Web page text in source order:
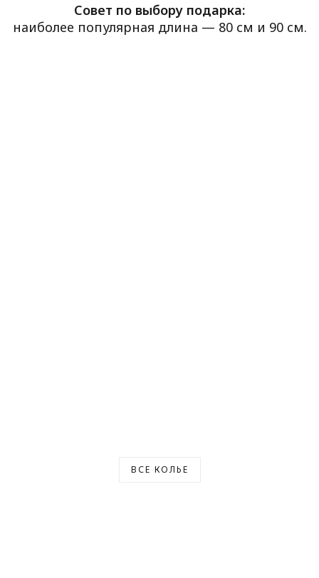
Совет по выбору подарка:
наиболее популярная длина — 80 см и 90 см.
ВСЕ КОЛЬЕ